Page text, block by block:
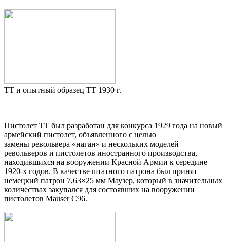
ТТ и опытный образец ТТ 1930 г.
Пистолет ТТ был разработан для конкурса 1929 года на новый
армейский пистолет, объявленного с целью
замены револьвера «наган» и нескольких моделей
револьверов и пистолетов иностранного производства,
находившихся на вооружении Красной Армии к середине
1920-х годов. В качестве штатного патрона был принят
немецкий патрон 7,63×25 мм Маузер, который в значительных
количествах закупался для состоявших на вооружении
пистолетов Mauser C96.